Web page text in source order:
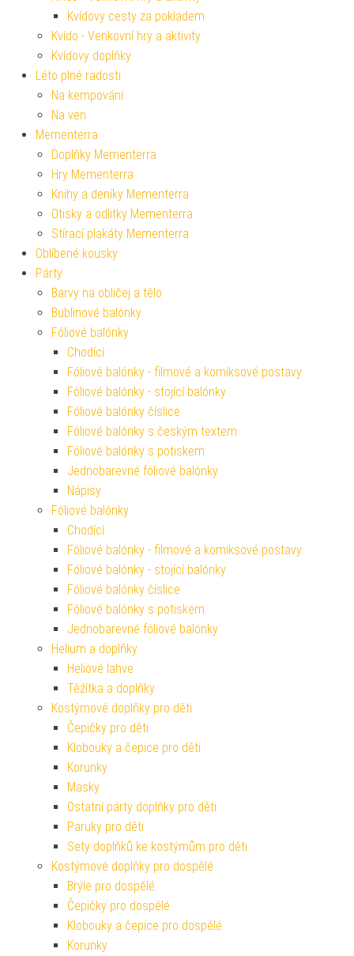
Kvídovy cesty za pokladem
Kvído - Venkovní hry a aktivity
Kvídovy doplňky
Léto plné radosti
Na kempování
Na ven
Mementerra
Doplňky Mementerra
Hry Mementerra
Knihy a deníky Mementerra
Otisky a odlitky Mementerra
Stírací plakáty Mementerra
Oblíbené kousky
Párty
Barvy na obličej a tělo
Bublinové balónky
Fóliové balónky
Chodící
Fóliové balónky - filmové a komiksové postavy
Fóliové balónky - stojící balónky
Fóliové balónky číslice
Fóliové balónky s českým textem
Fóliové balónky s potiskem
Jednobarevné fóliové balónky
Nápisy
Fóliové balónky
Chodící
Fóliové balónky - filmové a komiksové postavy
Fóliové balónky - stojící balónky
Fóliové balónky číslice
Fóliové balónky s potiskem
Jednobarevné fóliové balónky
Helium a doplňky
Heliové lahve
Těžítka a doplňky
Kostýmové doplňky pro děti
Čepičky pro děti
Klobouky a čepice pro děti
Korunky
Masky
Ostatní párty doplňky pro děti
Paruky pro děti
Sety doplňků ke kostýmům pro děti
Kostýmové doplňky pro dospělé
Brýle pro dospělé
Čepičky pro dospělé
Klobouky a čepice pro dospělé
Korunky